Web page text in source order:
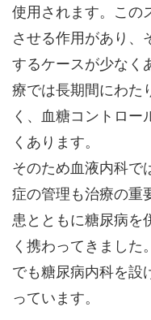
使用されます。この
させる作用があり、
するケースが少なく
療では長期間にわた
く、血糖コントロー
くあります。
そのため血液内科で
症の管理も治療の重
患とともに糖尿病を
く携わってきました
でも糖尿病内科を設
っています。